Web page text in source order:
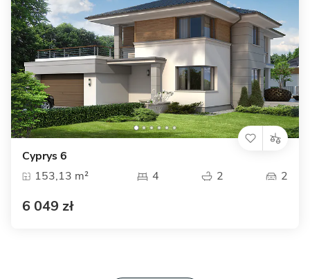
Cyprys 6
153,13 m²
4 2 2
6 049 zł